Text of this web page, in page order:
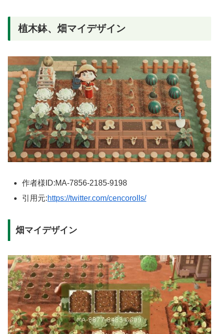
植木鉢、畑マイデザイン
作者様ID:MA-7856-2185-9198
引用元:https://twitter.com/cencoroIIs/
畑マイデザイン